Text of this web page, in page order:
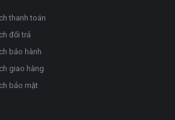
thanh toán
đổi trả
bảo hành
giao hàng
bảo mật